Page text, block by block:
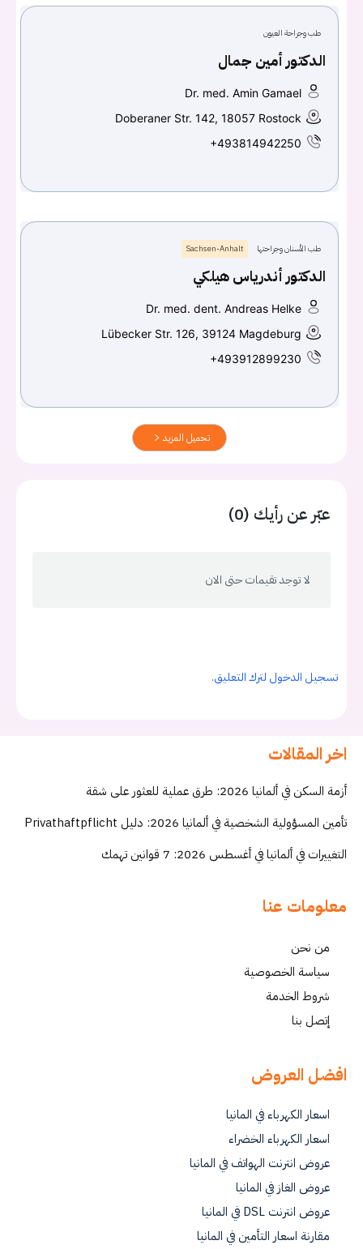
طب وجراحة العيون
الدكتور أمين جمال
Dr. med. Amin Gamael
Doberaner Str. 142, 18057 Rostock
+493814942250
طب الأسنان وجراحتها Sachsen-Anhalt
الدكتور أندرياس هيلكي
Dr. med. dent. Andreas Helke
Lübecker Str. 126, 39124 Magdeburg
+493912899230
تحميل المزيد
عبّر عن رأيك (0)
لا توجد تقيمات حتى الان
تسجيل الدخول لترك التعليق.
اخر المقالات
أزمة السكن في ألمانيا 2026: طرق عملية للعثور على شقة
تأمين المسؤولية الشخصية في ألمانيا 2026: دليل Privathaftpflicht
التغييرات في ألمانيا في أغسطس 2026: 7 قوانين تهمك
معلومات عنا
من نحن
سياسة الخصوصية
شروط الخدمة
إتصل بنا
افضل العروض
اسعار الكهرباء في المانيا
اسعار الكهرباء الخضراء
عروض انترنت الهواتف في المانيا
عروض الغاز في المانيا
عروض انترنت DSL في المانيا
مقارنة اسعار التأمين في المانيا